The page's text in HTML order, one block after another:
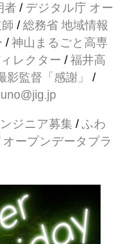
者 / デジタル庁 オー
/総務省 地域情報
/神山まるごと高専
レクター /福井高
影監督「感謝」
/
ジニア募集 /ふわ
オープンデータプラ